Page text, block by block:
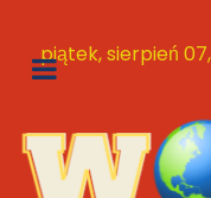
piątek, sierpień